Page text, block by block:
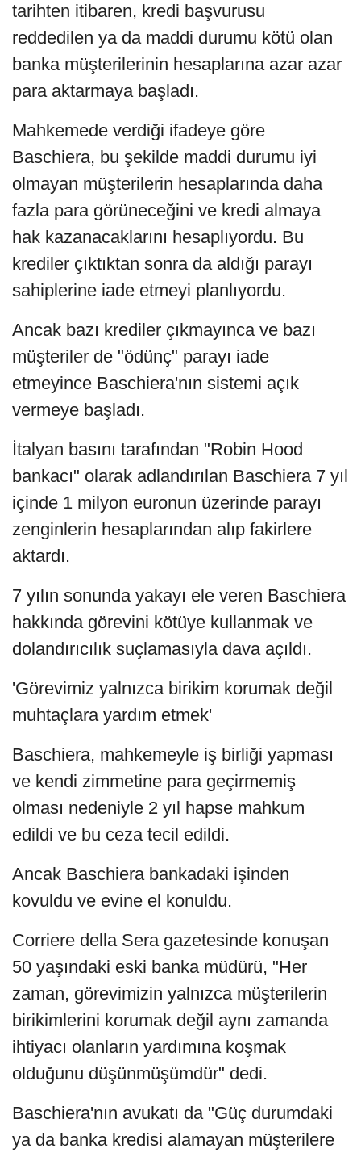
tarihten itibaren, kredi başvurusu
reddedilen ya da maddi durumu kötü olan
banka müşterilerinin hesaplarına azar azar
para aktarmaya başladı.
Mahkemede verdiği ifadeye göre
Baschiera, bu şekilde maddi durumu iyi
olmayan müşterilerin hesaplarında daha
fazla para görüneceğini ve kredi almaya
hak kazanacaklarını hesaplıyordu. Bu
krediler çıktıktan sonra da aldığı parayı
sahiplerine iade etmeyi planlıyordu.
Ancak bazı krediler çıkmayınca ve bazı
müşteriler de "ödünç" parayı iade
etmeyince Baschiera'nın sistemi açık
vermeye başladı.
İtalyan basını tarafından "Robin Hood
bankacı" olarak adlandırılan Baschiera 7 yıl
içinde 1 milyon euronun üzerinde parayı
zenginlerin hesaplarından alıp fakirlere
aktardı.
7 yılın sonunda yakayı ele veren Baschiera
hakkında görevini kötüye kullanmak ve
dolandırıcılık suçlamasıyla dava açıldı.
'Görevimiz yalnızca birikim korumak değil
muhtaçlara yardım etmek'
Baschiera, mahkemeyle iş birliği yapması
ve kendi zimmetine para geçirmemiş
olması nedeniyle 2 yıl hapse mahkum
edildi ve bu ceza tecil edildi.
Ancak Baschiera bankadaki işinden
kovuldu ve evine el konuldu.
Corriere della Sera gazetesinde konuşan
50 yaşındaki eski banka müdürü, "Her
zaman, görevimizin yalnızca müşterilerin
birikimlerini korumak değil aynı zamanda
ihtiyacı olanların yardımına koşmak
olduğunu düşünmüşümdür" dedi.
Baschiera'nın avukatı da "Güç durumdaki
ya da banka kredisi alamayan müşterilere